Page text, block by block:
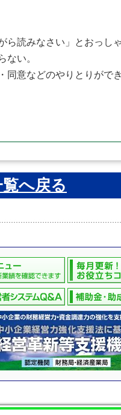
読みなさい」とおっしゃ
ない。
意などのやりとりができ
へ戻る